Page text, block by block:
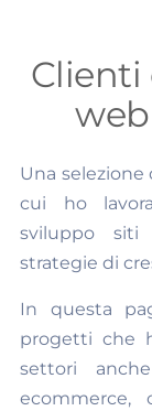
Clienti
Una selezione
cui ho
sviluppo siti
strategie di
In questa
progetti che
settori
ecommerce,